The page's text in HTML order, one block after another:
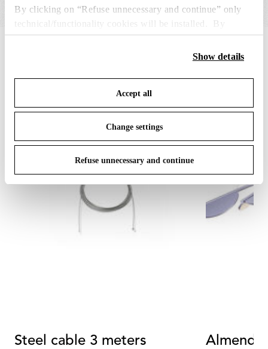
By clicking on “Refuse unnecessary and continue” only
technical/functionality cookies will be installed. By
clicking on “Accept all” you consent to the use of all the
cookies. By clicking on “Change settings” you can accept
save your choices. You can modify your options anytime.
To know more refer to ourCookie Policy
Show details
Accept all
Change settings
Refuse unnecessary and continue
Steel cable 3 meters